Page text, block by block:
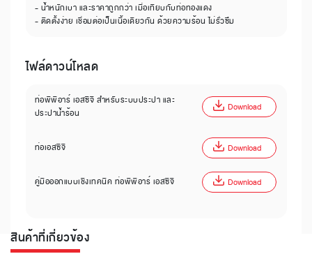
- น้ำหนักเบา และราคาถูกกว่า เมื่อเทียบกับท่อทองแดง
- ติดตั้งง่าย เชื่อมต่อเป็นเนื้อเดียวกัน ด้วยความร้อน ไม่รั่วซึม
ไฟล์ดาวน์โหลด
ท่อพีพีอาร์ เอสซีจี สำหรับระบบประปา และ
ประปาน้ำร้อน
Download
ท่อเอสซีจี Download
คู่มือออกแบบเชิงเทคนิค ท่อพีพีอาร์ เอสซีจี Download
สินค้าที่เกี่ยวข้อง